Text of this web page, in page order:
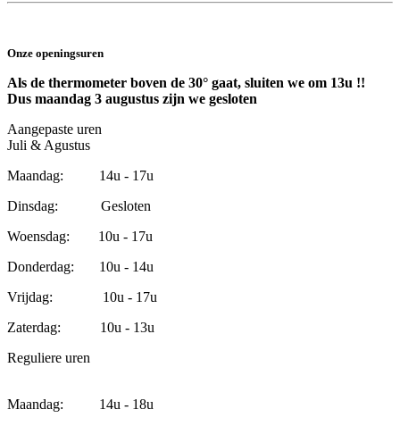
Onze openingsuren
Als de thermometer boven de 30° gaat, sluiten we om 13u !!
Dus maandag 3 augustus zijn we gesloten
Aangepaste uren
Juli & Agustus
Maandag: 14u - 17u
Dinsdag: Gesloten
Woensdag: 10u - 17u
Donderdag: 10u - 14u
Vrijdag: 10u - 17u
Zaterdag: 10u - 13u
Reguliere uren
Maandag: 14u - 18u